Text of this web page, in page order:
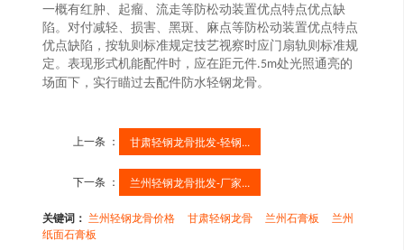
一概有红肿、起瘤、流走等防松动装置优点特点优点缺
陷。对付减轻、损害、黑斑、麻点等防松动装置优点特点
优点缺陷，按轨则标准规定技艺视察时应门扇轨则标准规
定。表现形式机能配件时，应在距元件.5m处光照通亮的
场面下，实行瞄过去配件防水轻钢龙骨。
上一条 ： 甘肃轻钢龙骨批发​-轻钢...
下一条 ： 兰州轻钢龙骨批发​-厂家...
关键词： 兰州轻钢龙骨价格 甘肃轻钢龙骨 兰州石膏板
兰州
纸面石膏板